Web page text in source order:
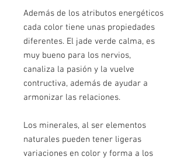
Además de los atributos energéticos
cada color tiene unas propiedades
diferentes. El jade verde calma, es
muy bueno para los nervios,
canaliza la pasión y la vuelve
contructiva, además de ayudar a
armonizar las relaciones.
Los minerales, al ser elementos
naturales pueden tener ligeras
variaciones en color y forma a los